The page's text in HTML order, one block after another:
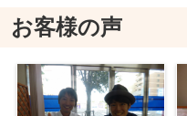
お客様の声